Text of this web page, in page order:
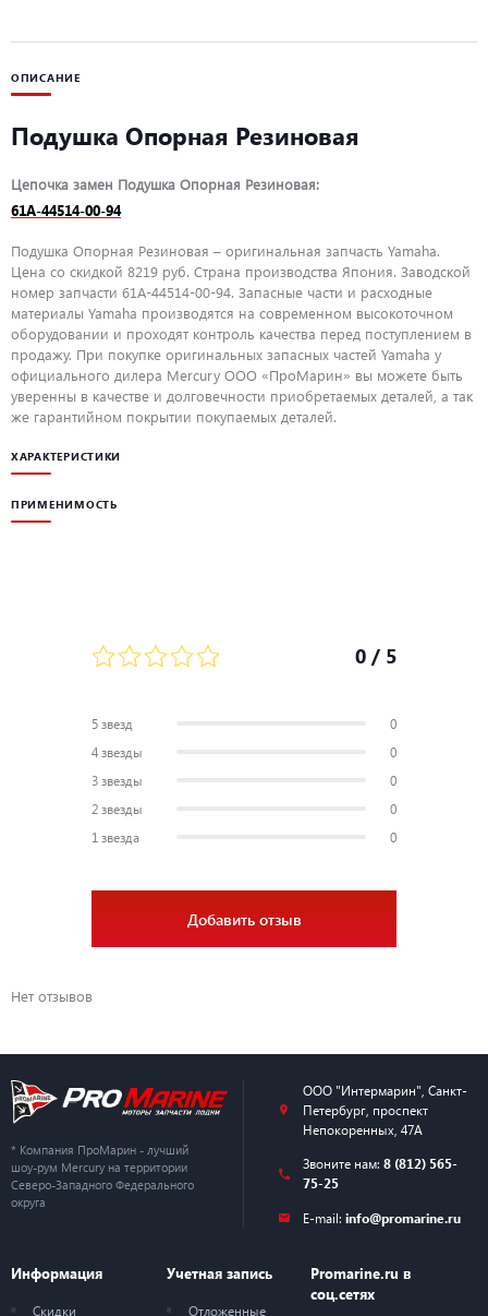
ОПИСАНИЕ
Подушка Опорная Резиновая
Цепочка замен Подушка Опорная Резиновая:
61A-44514-00-94
Подушка Опорная Резиновая – оригинальная запчасть Yamaha.
Цена со скидкой 8219 руб. Страна производства Япония. Заводской
номер запчасти 61A-44514-00-94. Запасные части и расходные
материалы Yamaha производятся на современном высокоточном
оборудовании и проходят контроль качества перед поступлением в
продажу. При покупке оригинальных запасных частей Yamaha у
официального дилера Mercury ООО «ПроМарин» вы можете быть
уверенны в качестве и долговечности приобретаемых деталей, а так
же гарантийном покрытии покупаемых деталей.
ХАРАКТЕРИСТИКИ
ПРИМЕНИМОСТЬ
0 / 5
5 звезд
0
4 звезды
0
3 звезды
0
2 звезды
0
1 звезда
0
Добавить отзыв
Нет отзывов
* Компания ПроМарин - лучший
шоу-рум Mercury на территории
Северо-Западного Федерального
округа
ООО "Интермарин" Санкт-
Петербург, проспект
Непокоренных, 47А
Звоните нам: 8 (812) 565-
75-25
E-mail: info@promarine.ru
Информация
Скидки
Учетная запись
Отложенные
Promarine.ru в
соц.сетях